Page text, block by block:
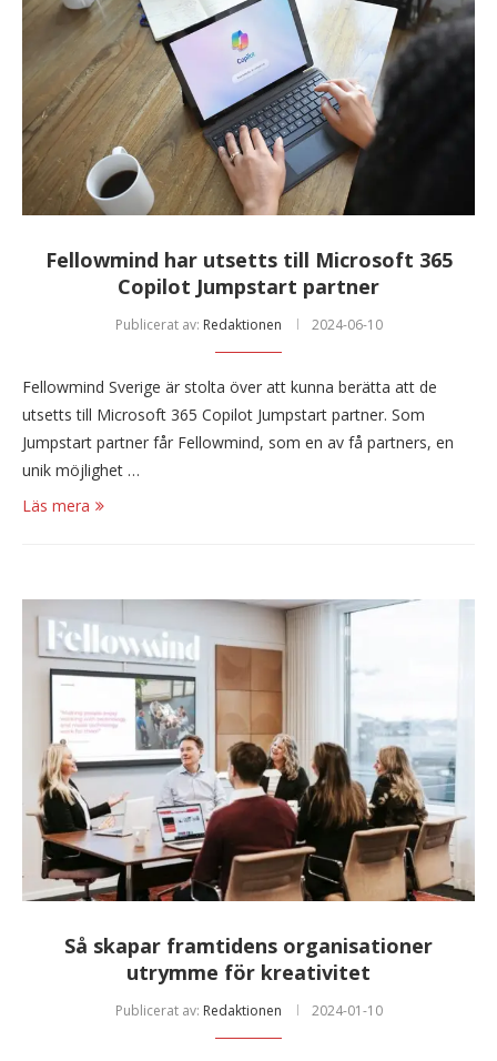
Fellowmind har utsetts till Microsoft 365
Copilot Jumpstart partner
Publicerat av: Redaktionen 2024-06-10
Fellowmind Sverige är stolta över att kunna berätta att de
utsetts till Microsoft 365 Copilot Jumpstart partner. Som
Jumpstart partner får Fellowmind, som en av få partners, en
unik möjlighet …
Läs mera
Så skapar framtidens organisationer
utrymme för kreativitet
Publicerat av: Redaktionen 2024-01-10